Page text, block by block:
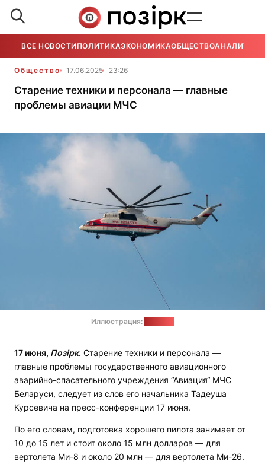
ВСЕ НОВОСТИ ПОЛИТИКАЭКОНОМИКАОБЩЕСТВОАНАЛИТИКА
Общество 17.06.2025 23:26
Старение техники и персонала — главные
проблемы авиации МЧС
Иллюстрация:
17 июня, Позірк. Старение техники и персонала —
главные проблемы государственного авиационного
аварийно-спасательного учреждения “Авиация“ МЧС
Беларуси, следует из слов его начальника Тадеуша
Курсевича на пресс-конференции 17 июня.
По его словам, подготовка хорошего пилота занимает от
10 до 15 лет и стоит около 15 млн долларов — для
вертолета Ми-8 и около 20 млн — для вертолета Ми-26.